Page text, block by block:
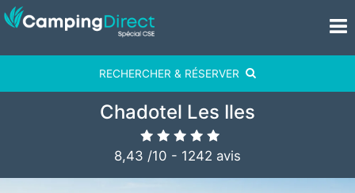
RECHERCHER & RÉSERVER
Chadotel Les Iles
8,43 /10 - 1242 avis